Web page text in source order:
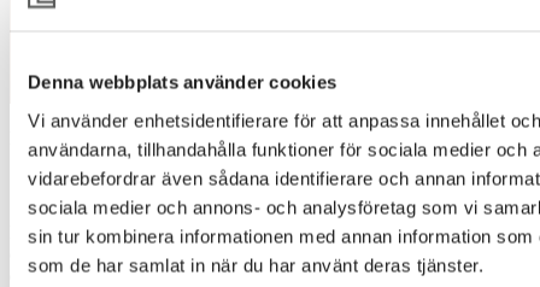
Denna webbplats använder cookies
Vi använder enhetsidentifierare för att anpassa innehållet
användarna, tillhandahålla funktioner för sociala medier och
vidarebefordrar även sådana identifierare och annan
sociala medier och annons- och analysföretag som vi
sin tur kombinera informationen med annan information
som de har samlat in när du har använt deras tjänster.
Designing daylight
Så fungerar dagsljus
Dagsljuset förändras under dygnet och året – i intensitet, riktning
och färgton. Här går vi igenom hur naturligt ljus fungerar och hur
det påverkar rummet, så att du kan fatta bättre beslut kring textilier,